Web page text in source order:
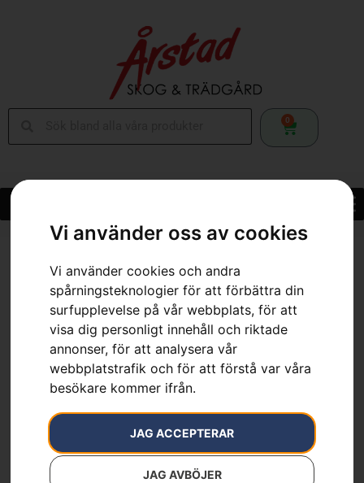
Vi använder oss av cookies
Vi använder cookies och andra
spårningsteknologier för att förbättra din
surfupplevelse på vår webbplats, för att
visa dig personligt innehåll och riktade
annonser, för att analysera vår
webbplatstrafik och för att förstå var våra
besökare kommer ifrån.
JAG ACCEPTERAR
JAG AVBÖJER
0